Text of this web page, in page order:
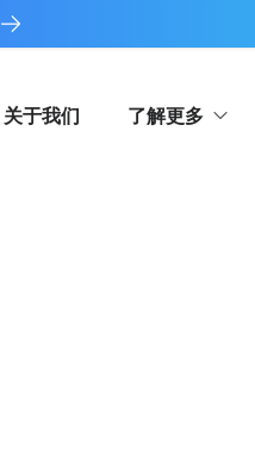
关于我们 了解更多